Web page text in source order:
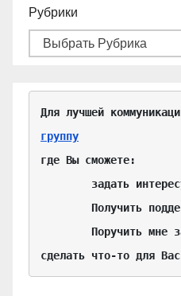
Рубрики
группу
где Вы сможете:
сделать что-то для Вас